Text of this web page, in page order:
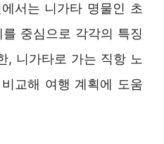
서는 니가타 명물인 초
중심으로 각각의 특징
, 니가타로 가는 직항 노
교해 여행 계획에 도움